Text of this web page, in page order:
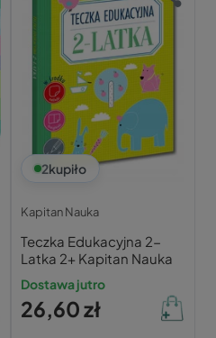
2kupiło
Kapitan Nauka
Teczka Edukacyjna 2-
Latka 2+ Kapitan Nauka
Dostawa jutro
26,60 zł